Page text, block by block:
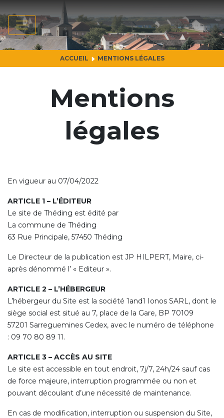
ACCUEIL MENTIONS LÉGALES
Mentions
légales
En vigueur au 07/04/2022
ARTICLE 1 – L’ÉDITEUR
Le site de Théding est édité par
La commune de Théding
63 Rue Principale, 57450 Théding
Le Directeur de la publication est JP HILPERT, Maire, ci-
après dénommé l’ « Editeur ».
ARTICLE 2 – L’HÉBERGEUR
L’hébergeur du Site est la société 1and1 Ionos SARL, dont le
siège social est situé au 7, place de la Gare, BP 70109
57201 Sarreguemines Cedex, avec le numéro de téléphone
: 09 70 80 89 11.
ARTICLE 3 – ACCÈS AU SITE
Le site est accessible en tout endroit, 7j/7, 24h/24 sauf cas
de force majeure, interruption programmée ou non et
pouvant découlant d’une nécessité de maintenance.
En cas de modification, interruption ou suspension du Site,